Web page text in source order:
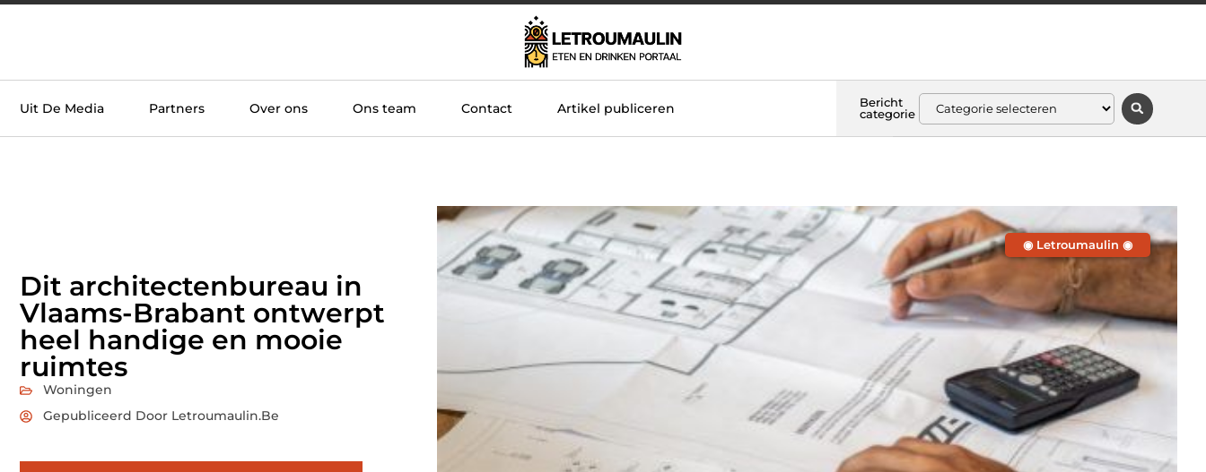
Uit De Media Partners Over ons Ons team Contact Artikel publiceren
Bericht
categorie
Dit architectenbureau in
Vlaams-Brabant ontwerpt
heel handige en mooie
ruimtes
Woningen
Gepubliceerd Door Letroumaulin.be
◉ Letroumaulin ◉